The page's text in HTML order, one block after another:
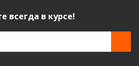
всегда в курсе!